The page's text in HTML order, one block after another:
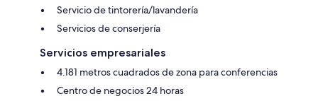
Servicio de tintorería/lavandería
Servicios de conserjería
Servicios empresariales
4.181 metros cuadrados de zona para conferencias
Centro de negocios 24 horas